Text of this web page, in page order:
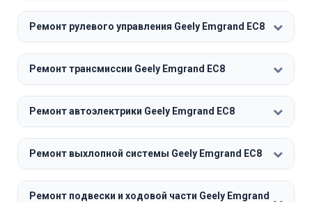
Ремонт рулевого управления Geely Emgrand EC8
Ремонт трансмиссии Geely Emgrand EC8
Ремонт автоэлектрики Geely Emgrand EC8
Ремонт выхлопной системы Geely Emgrand EC8
Ремонт подвески и ходовой части Geely Emgrand